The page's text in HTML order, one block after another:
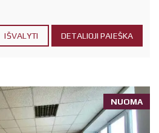
IŠVALYTI DETALIOJI PAIEŠKA
NUOMA